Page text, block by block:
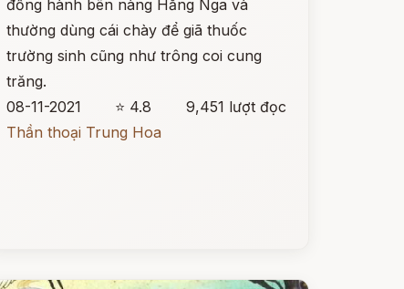
đồng hành bên nàng Hằng Nga và
thường dùng cái chày để giã thuốc
trường sinh cũng như trông coi cung
trăng.
08-11-2021
⭐ 4.8
9,451 lượt đọc
Thần thoại Trung Hoa